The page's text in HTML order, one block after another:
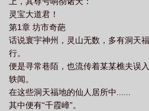
灵宝大道君！
第1章 坊市奇葩
话说寰宇神州，灵山无数，多有洞天
行。
便是寻常巷陌，也流传着某某樵夫误
轶闻。
在这些洞天福地的仙人居所中......
其中便有“千霞嶂”。